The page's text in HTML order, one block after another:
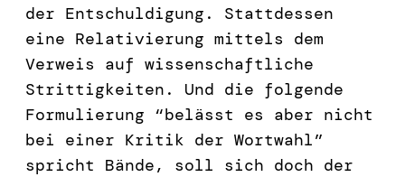
der Entschuldigung. Stattdessen
eine Relativierung mittels dem
Verweis auf wissenschaftliche
Strittigkeiten. Und die folgende
Formulierung “belässt es aber nicht
bei einer Kritik der Wortwahl”
spricht Bände, soll sich doch der